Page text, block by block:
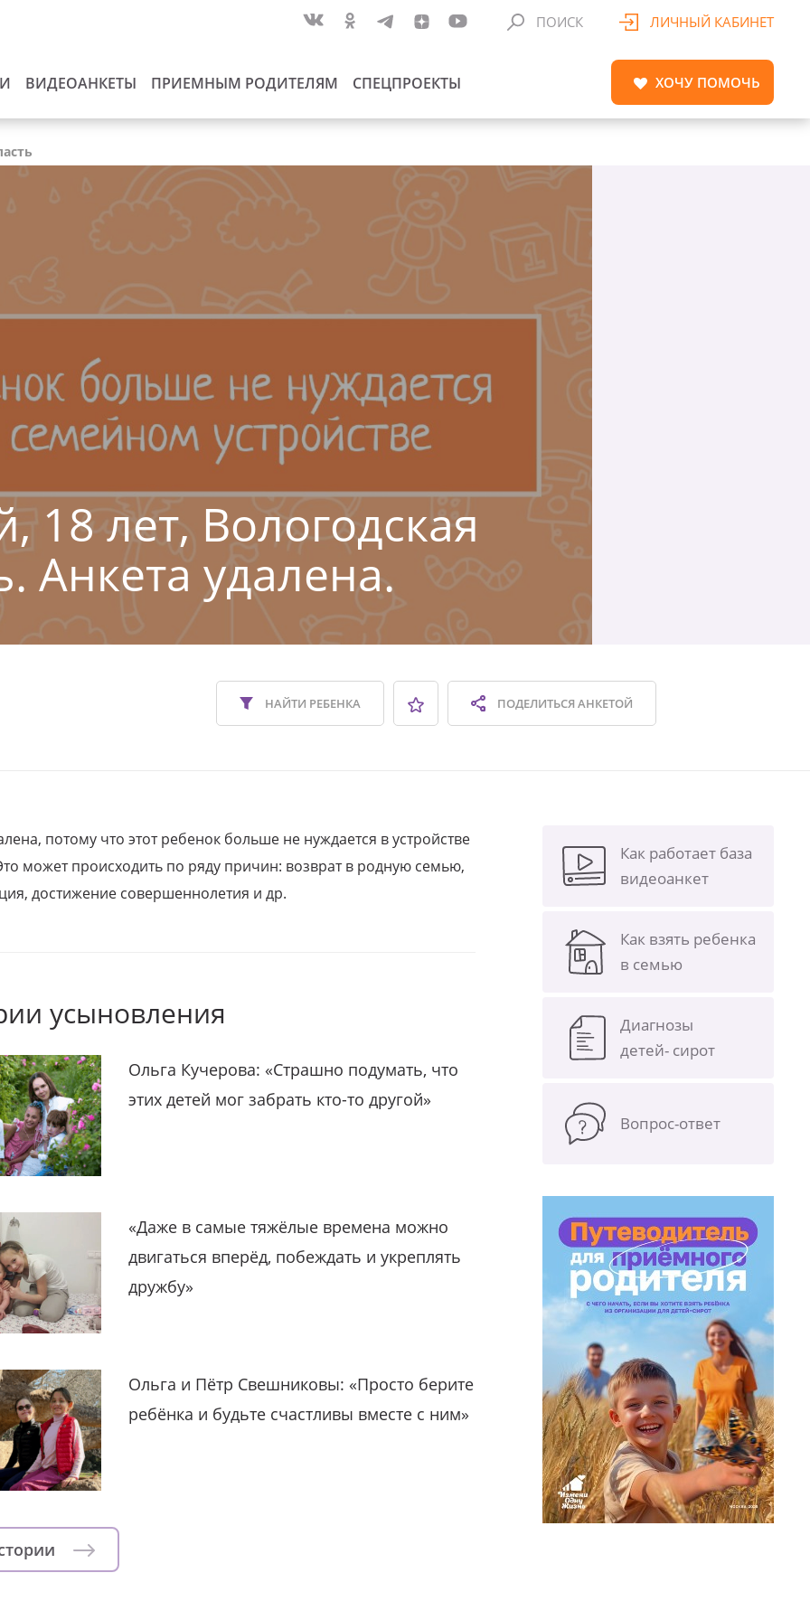
ВИДЕОАНКЕТЫ ПРИЕМНЫМ РОДИТЕЛЯМ СПЕЦПРОЕКТЫ
ПОИСК ЛИЧНЫЙ КАБИНЕТ
ХОЧУ ПОМОЧЬ
18 лет, Вологодская
Анкета удалена.
ПОДЕЛИТЬСЯАНКЕТОЙ
НАЙТИ РЕБЕНКА
потому что этот ребенок больше не нуждается в устройстве
может происходить по ряду причин: возврат в родную семью,
достижение совершеннолетия и др.
усыновления
Ольга Кучерова: «Страшно подумать, что
этих детей мог забрать кто-то другой»
«Даже в самые тяжёлые времена можно
двигаться вперёд, побеждать и укреплять
дружбу»
Ольга и Пётр Свешниковы: «Просто берите
ребёнка и будьте счастливы вместе с ним»
Как работает база
видеоанкет
Как взять ребенка
в семью
Диагнозы
детей- сирот
Вопрос-ответ